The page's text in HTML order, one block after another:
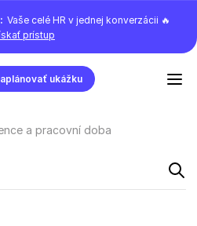
Vaše celé HR v jednej konverzácii 🔥
prístup
ukážku
a pracovní doba